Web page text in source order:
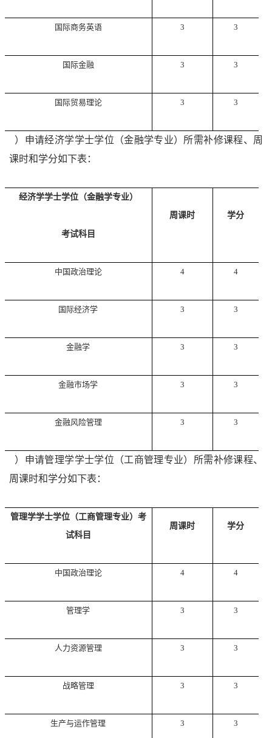
国际商务英语 3 3
国际金融 3 3
国际贸易理论 3 3
）申请经济学学士学位（金融学专业）所需补修课程、周
课时和学分如下表：
经济学学士学位（金融学专业）
考试科目
周课时 学分
中国政治理论 4 4
国际经济学 3 3
金融学 3 3
金融市场学 3 3
金融风险管理 3 3
）申请管理学学士学位（工商管理专业）所需补修课程、
周课时和学分如下表：
管理学学士学位（工商管理专业）考
试科目
周课时 学分
中国政治理论 4 4
管理学 3 3
人力资源管理 3 3
战略管理 3 3
生产与运作管理 3 3